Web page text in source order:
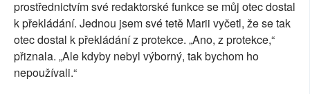
prostřednictvím své redaktorské funkce se můj otec dostal
k překládání. Jednou jsem své tetě Marii vyčetl, že se tak
otec dostal k překládání z protekce. „Ano, z protekce,“
přiznala. „Ale kdyby nebyl výborný, tak bychom ho
nepoužívali.“